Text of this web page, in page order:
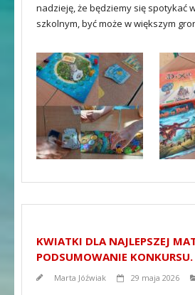
nadzieję, że będziemy się spotykać
szkolnym, być może w większym
KWIATKI DLA NAJLEPSZEJ
PODSUMOWANIE KONKURSU.
Marta Jóźwiak 29 maja 2026